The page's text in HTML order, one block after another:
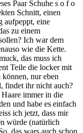
Paar Schuhe s o f o
Schnitt, einen
aufpeppt, eine
zu einem
Ich war dem
wie die Kette.
das muss ich
Teile die locker mit
nur eben
findet ihr nicht auch?
immer in die
und habe es einfach
ich jetzt, dass mir
würde (natürlich
das wars auch schon